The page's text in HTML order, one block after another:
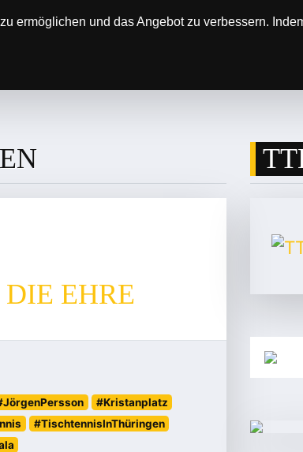
ermöglichen und das Angebot zu verbessern.
EHRE
#Kristanplatz
#TischtennisInThüringen